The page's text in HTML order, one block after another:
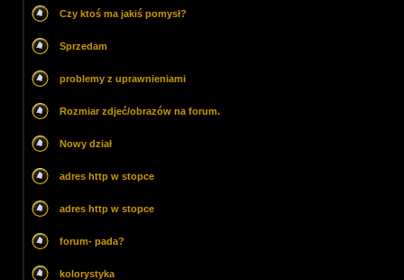
Czy ktoś ma jakiś pomysł?
Sprzedam
problemy z uprawnieniami
Rozmiar zdjeć/obrazów na forum.
Nowy dział
adres http w stopce
adres http w stopce
forum- pada?
kolorystyka